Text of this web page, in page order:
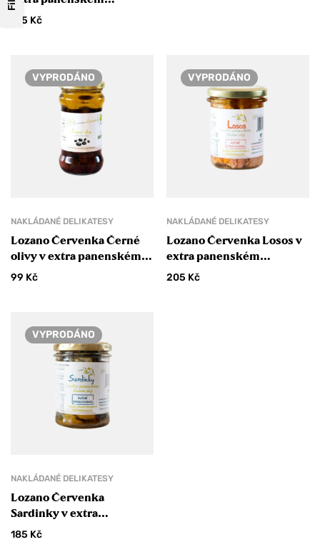
olivovém oleji Arbequina
145 Kč
VYPRODÁNO
NAKLÁDANÉ DELIKATESY
Lozano Červenka Černé
olivy v extra panenském
olivovém oleji
99 Kč
VYPRODÁNO
NAKLÁDANÉ DELIKATESY
Lozano Červenka Losos v
extra panenském
olivovém oleji Arbequina
205 Kč
VYPRODÁNO
NAKLÁDANÉ DELIKATESY
Lozano Červenka
Sardinky v extra
panenském olivovém oleji
185 Kč